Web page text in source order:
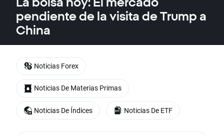
pendiente de la visita de Trump a
China
Noticias Forex
Noticias De Materias Primas
Noticias De Índices Noticias De ETF